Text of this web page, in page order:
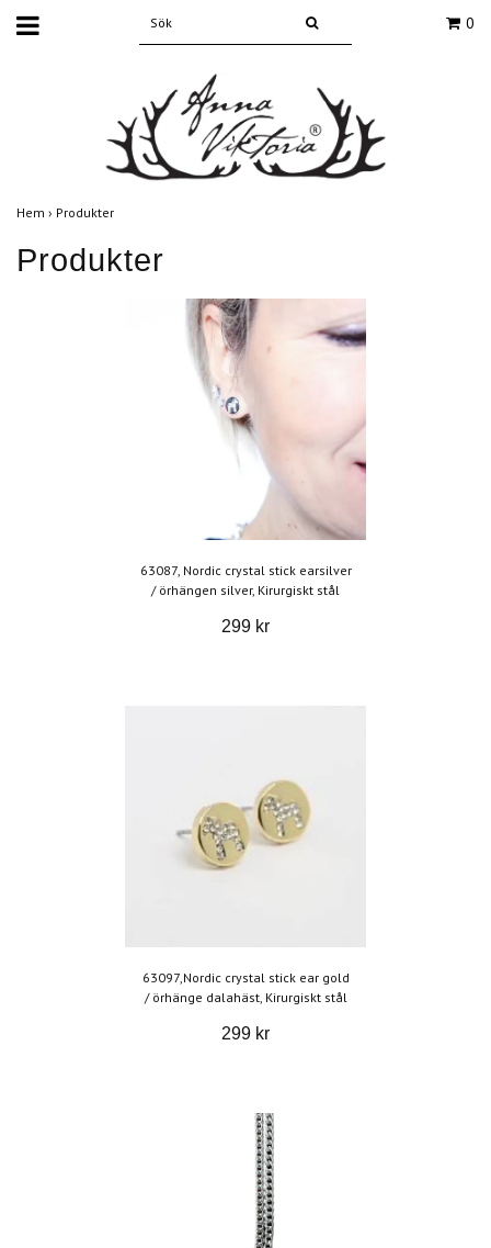
0
Hem › Produkter
Produkter
63087, Nordic crystal stick earsilver
/ örhängen silver, Kirurgiskt stål
299 kr
63097,Nordic crystal stick ear gold
/ örhänge dalahäst, Kirurgiskt stål
299 kr